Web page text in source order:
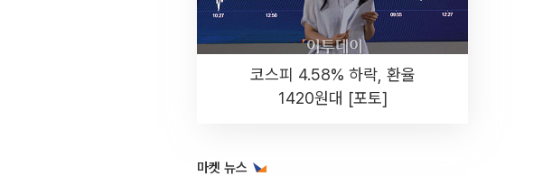
코스피 4.58% 하락, 환율
1420원대 [포토]
마켓 뉴스